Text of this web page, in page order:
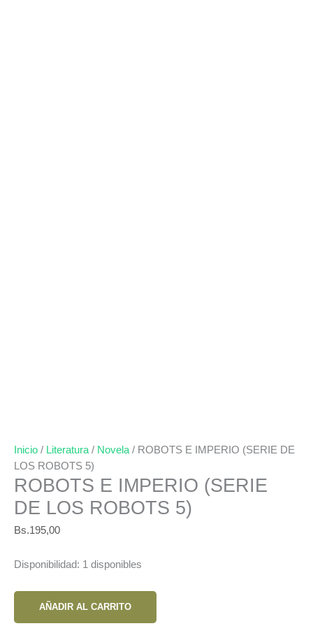
Inicio / Literatura / Novela / ROBOTS E IMPERIO (SERIE DE
LOS ROBOTS 5)
ROBOTS E IMPERIO (SERIE
DE LOS ROBOTS 5)
Bs.195,00
Disponibilidad: 1 disponibles
ROBOTS
AÑADIR AL CARRITO